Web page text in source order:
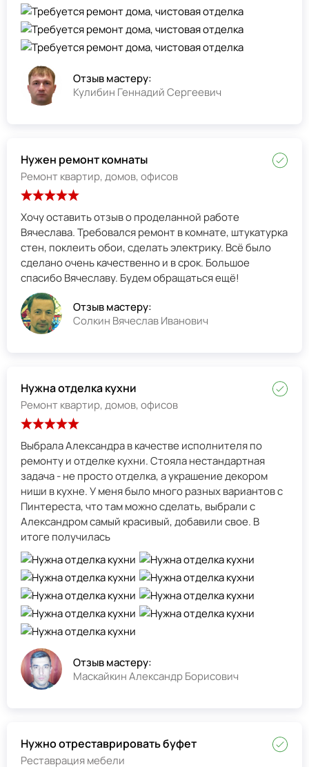
Отзыв мастеру:
Кулибин Геннадий Сергеевич
Нужен ремонт комнаты
Ремонт квартир, домов, офисов
Хочу оставить отзыв о проделанной работе
Вячеслава. Требовался ремонт в комнате, штукатурка
стен, поклеить обои, сделать электрику. Всё было
сделано очень качественно и в срок. Большое
спасибо Вячеславу. Будем обращаться ещё!
Отзыв мастеру:
Солкин Вячеслав Иванович
Нужна отделка кухни
Ремонт квартир, домов, офисов
Выбрала Александра в качестве исполнителя по
ремонту и отделке кухни. Стояла нестандартная
задача - не просто отделка, а украшение декором
ниши в кухне. У меня было много разных вариантов с
Пинтереста, что там можно сделать, выбрали с
Александром самый красивый, добавили свое. В
итоге получилась
Отзыв мастеру:
Маскайкин Александр Борисович
Нужно отреставрировать буфет
Реставрация мебели